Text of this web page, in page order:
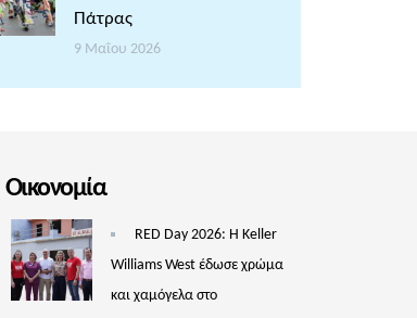
Πάτρας
9 Μαΐου 2026
Οικονομία
RED Day 2026: Η Keller
Williams West έδωσε χρώμα
και χαμόγελα στο